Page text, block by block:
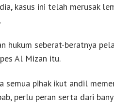
kasus ini telah merusak
hukum seberat-beratnya
Al Mizan itu.
semua pihak ikut andil
perlu peran serta dari